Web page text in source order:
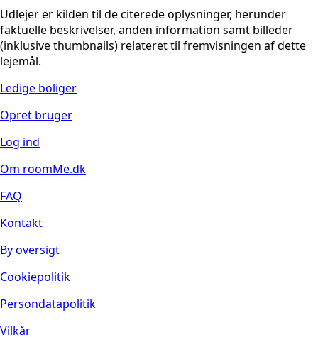
Udlejer er kilden til de citerede oplysninger, herunder
faktuelle beskrivelser, anden information samt billeder
(inklusive thumbnails) relateret til fremvisningen af dette
lejemål.
Ledige boliger
Opret bruger
Log ind
Om roomMe.dk
FAQ
Kontakt
By oversigt
Cookiepolitik
Persondatapolitik
Vilkår